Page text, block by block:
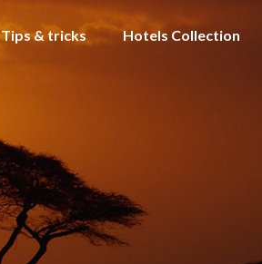
Tips & tricks Hotels Collection